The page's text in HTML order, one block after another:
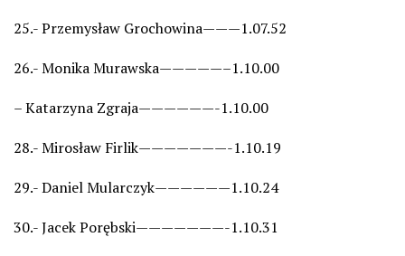
25.- Przemysław Grochowina———1.07.52
26.- Monika Murawska—————–1.10.00
– Katarzyna Zgraja——————-1.10.00
28.- Mirosław Firlik———————-1.10.19
29.- Daniel Mularczyk——————1.10.24
30.- Jacek Porębski———————-1.10.31